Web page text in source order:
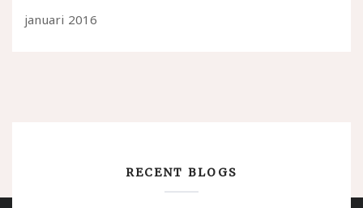
januari 2016
RECENT BLOGS